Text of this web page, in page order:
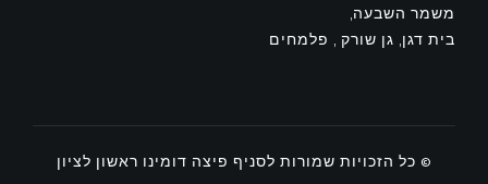
משמר השבעה,
בית דגן, גן שורק , פלמחים
© כל הזכויות שמורות לסניף פיצה דומינו ראשון לציון